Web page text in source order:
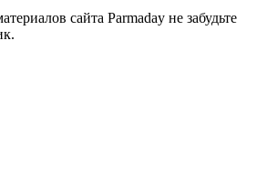
сайта Parmaday не забудьте